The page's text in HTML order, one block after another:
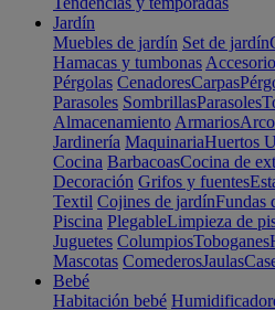
Jardín
Muebles de jardín Set de jardín
Hamacas y tumbonas
Pérgolas CenadoresCarpas
Parasoles SombrillasParasoles
Almacenamiento Armarios
Jardinería MaquinariaHuertos
Cocina BarbacoasCocina de
Decoración Grifos y fuentes
Textil Cojines de jardínFundas
Piscina PlegableLimpieza de
Juguetes ColumpiosToboganes
Mascotas ComederosJaulas
Bebé
Habitación bebé